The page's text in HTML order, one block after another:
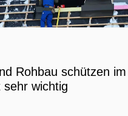
Rohbau schützen im
wichtig